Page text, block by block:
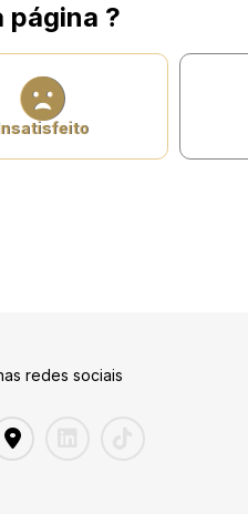
página ?
redes sociais